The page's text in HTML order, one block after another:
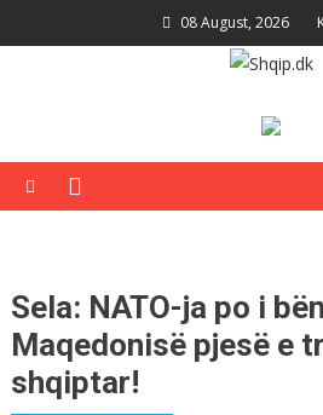
to
08 August, 2026
Sela: NATO-ja po i
Maqedonisë pjesë e
shqiptar!